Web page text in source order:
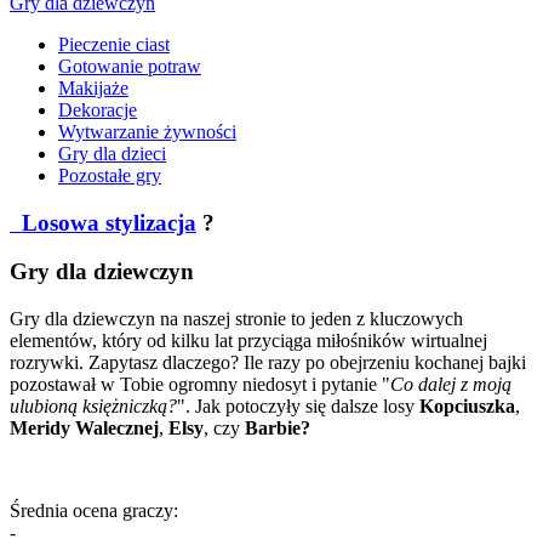
Pieczenie ciast
Gotowanie potraw
Makijaże
Dekoracje
Wytwarzanie żywności
Gry dla dzieci
Pozostałe gry
Losowa stylizacja ?
Gry dla dziewczyn
Gry dla dziewczyn na naszej stronie to jeden z kluczowych
elementów, który od kilku lat przyciąga miłośników wirtualnej
rozrywki. Zapytasz dlaczego? Ile razy po obejrzeniu kochanej bajki
pozostawał w Tobie ogromny niedosyt i pytanie "Co dalej z moją
ulubioną księżniczką?". Jak potoczyły się dalsze losy Kopciuszka,
Meridy Walecznej, Elsy, czy Barbie?
Średnia ocena graczy:
-